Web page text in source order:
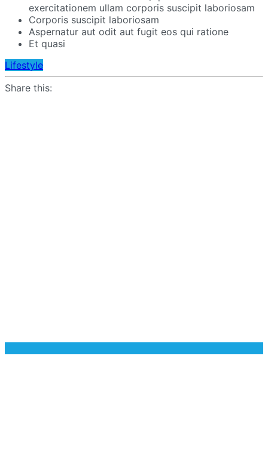
exercitationem ullam corporis suscipit laboriosam
Corporis suscipit laboriosam
Aspernatur aut odit aut fugit eos qui ratione
Et quasi
Lifestyle
Share this: